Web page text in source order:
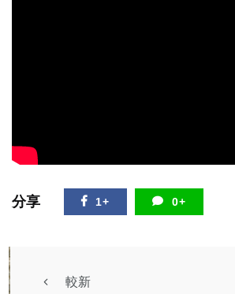
分享 1+ 0+
較新